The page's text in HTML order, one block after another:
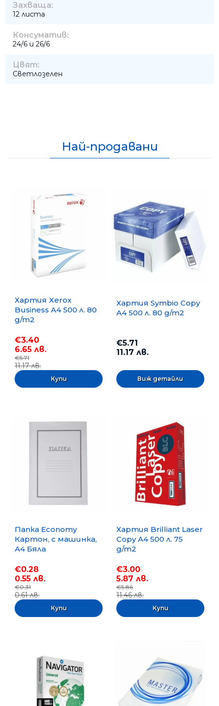
Захваща:
12 листа
Консуматив:
24/6 и 26/6
Цвят:
Светлозелен
Най-продавани
Хартия Xerox
Business A4 500 л. 80
g/m2
€3.40
6.65 лв.
€5.71
11.17 лв.
Хартия Symbio Copy
A4 500 л. 80 g/m2
€5.71
11.17 лв.
Виж детайли
Папка Economy
Картон, с машинка,
А4 Бяла
€0.28
0.55 лв.
€0.31
0.61 лв.
Хартия Brilliant Laser
Copy A4 500 л. 75
g/m2
€3.00
5.87 лв.
€5.86
11.46 лв.